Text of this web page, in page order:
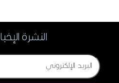
النشرة
Email